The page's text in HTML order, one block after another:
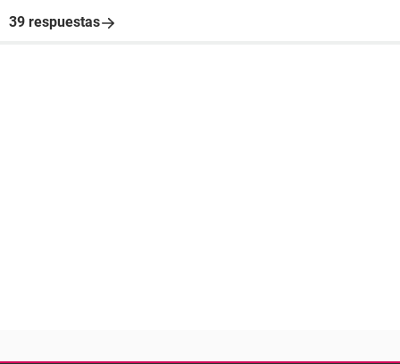
39 respuestas